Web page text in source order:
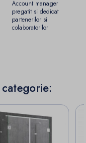
Account manager
pregatit si dedicat
partenerilor si
colaboratorilor